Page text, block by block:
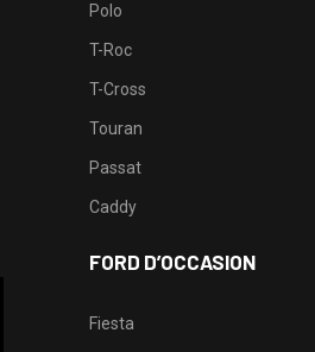
Polo
T-Roc
T-Cross
Touran
Passat
Caddy
FORD D’OCCASION
Fiesta